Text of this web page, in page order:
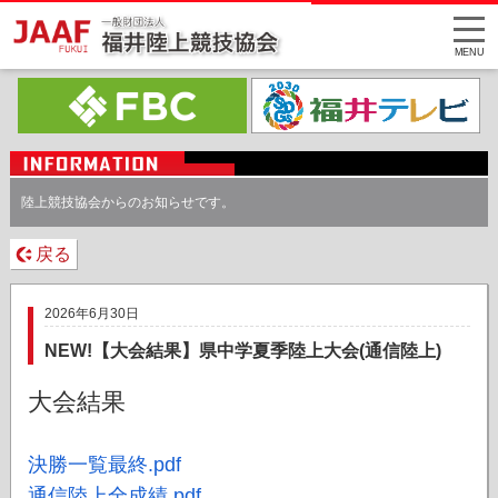
MENU
陸上競技協会からのお知らせです。
戻る
2026年6月30日
NEW!【大会結果】県中学夏季陸上大会(通信陸上)
大会結果
決勝一覧最終.pdf